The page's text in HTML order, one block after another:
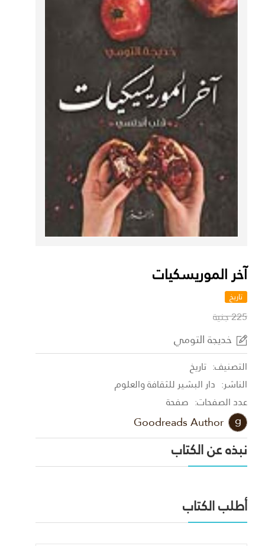
آخر الموريسكيات
تاريخ
225 جنية
خديجة التومي
التصنيف: تاريخ
الناشر: دار البشير للثقافة والعلوم
عدد الصفحات: صفحة
Goodreads Author
نبذه عن الكتاب
أطلب الكتاب